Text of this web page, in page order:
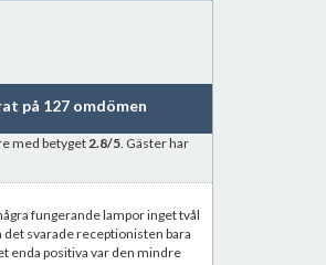
på 127 omdömen
med betyget2.8/5. Gäster har
fungerande lampor inget tvål
det svarade receptionisten bara
enda positiva var den mindre